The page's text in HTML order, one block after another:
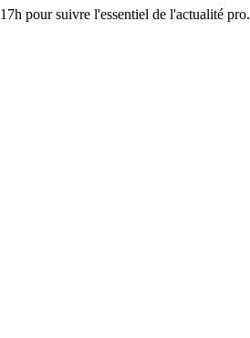
pour suivre l'essentiel de l'actualité pro.